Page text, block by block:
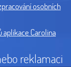
osobních
Carolina
reklamaci